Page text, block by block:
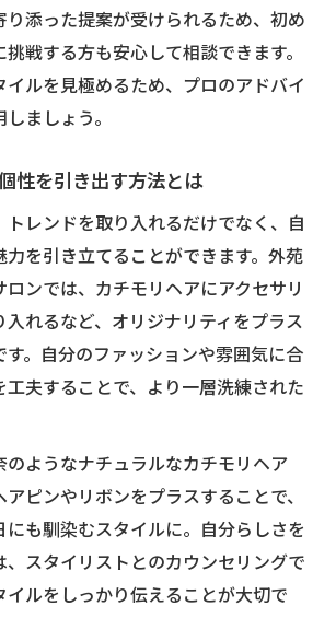
り添った提案が受けられるため、初め
戦する方も安心して相談できます。
イルを見極めるため、プロのアドバイ
ましょう。
性を引き出す方法とは
トレンドを取り入れるだけでなく、自
を引き立てることができます。外苑
ンでは、カチモリヘアにアクセサリ
れるなど、オリジナリティをプラス
す。自分のファッションや雰囲気に合
工夫することで、より一層洗練された
のようなナチュラルなカチモリヘア
ピンやリボンをプラスすることで、
にも馴染むスタイルに。自分らしさを
、スタイリストとのカウンセリングで
ルをしっかり伝えることが大切で